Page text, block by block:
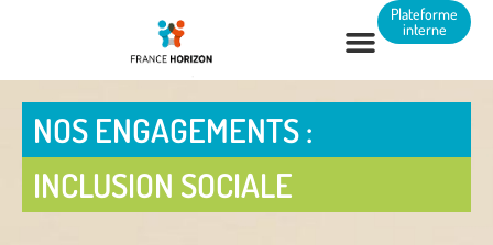
Plateforme
interne
NOS ENGAGEMENTS :
INCLUSION SOCIALE